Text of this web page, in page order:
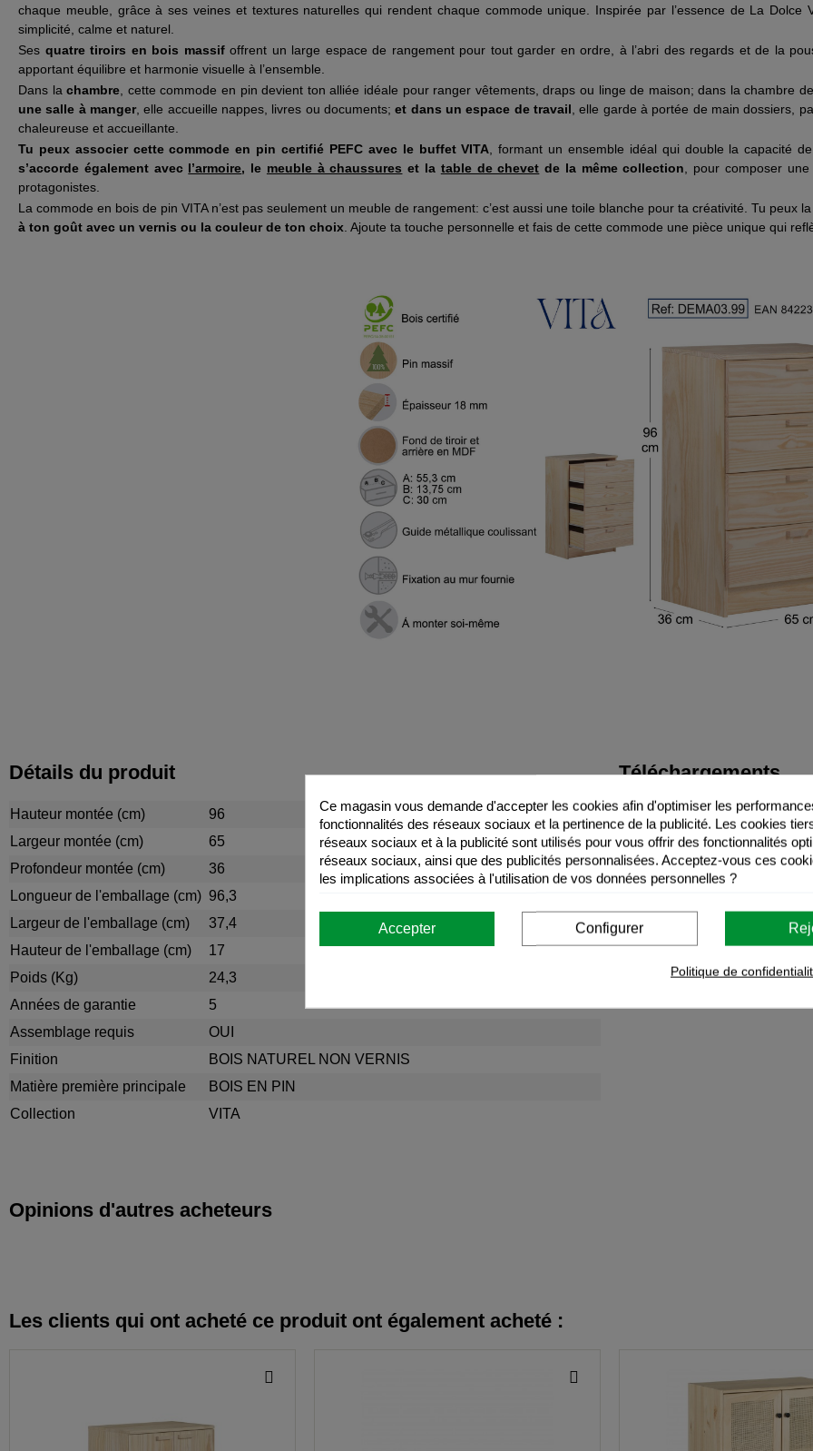
chaque meuble, grâce à ses veines et textures naturelles qui rendent chaque commode unique. Inspirée par l’essence de La
simplicité, calme et naturel.
Ses quatre tiroirs en bois massifoffrent un large espace de rangement pour tout garder en ordre, à l’abri des regards et de la
apportant équilibre et harmonie visuelle à l’ensemble.
Dans lachambre, cette commode en pin devient ton alliée idéale pour ranger vêtements, draps ou linge de maison; dans la chambre
une salle à manger, elle accueille nappes, livres ou documents;et dans un espace de travail, elle garde à portée de main dossiers,
chaleureuse et accueillante.
Tu peux associer cette commode en pin certifié PEFC avec le buffet VITA, formant un ensemble idéal qui double la capacité
s’accorde également avec l’armoire, le meuble à chaussures et la table de chevet de la même collection, pour composer
protagonistes.
La commode en bois de pin VITA n’est pas seulement un meuble de rangement: c’est aussi une toile blanche pour ta créativité. Tu peux
à ton goût avec un vernis ou la couleur de ton choix. Ajoute ta touche personnelle et fais de cette commode une pièce unique qui
Détails du produit
Hauteur montée (cm)
96
Largeur montée (cm)
65
Profondeur montée (cm)
36
Longueur de l'emballage (cm) 96,3
Largeur de l'emballage (cm)
37,4
Hauteur de l'emballage (cm)
17
Poids (Kg)
24,3
Années de garantie
5
Assemblage requis
OUI
Finition
BOIS NATUREL NON VERNIS
Matière première principale
BOIS EN PIN
Collection
VITA
Téléchargements
Recommandations
Instructions de
Opinions d'autres acheteurs
Les clients qui ont acheté ce produit ont également acheté :
Ce magasin vous demande d'accepter les cookies afin d'optimiser les
fonctionnalités des réseaux sociaux et la pertinence de la publicité. Les cookies
réseaux sociaux et à la publicité sont utilisés pour vous offrir des fonctionnalités
réseaux sociaux, ainsi que des publicités personnalisées. Acceptez-vous ces
les implications associées à l'utilisation de vos données personnelles ?
Accepter Configurer
Politique de